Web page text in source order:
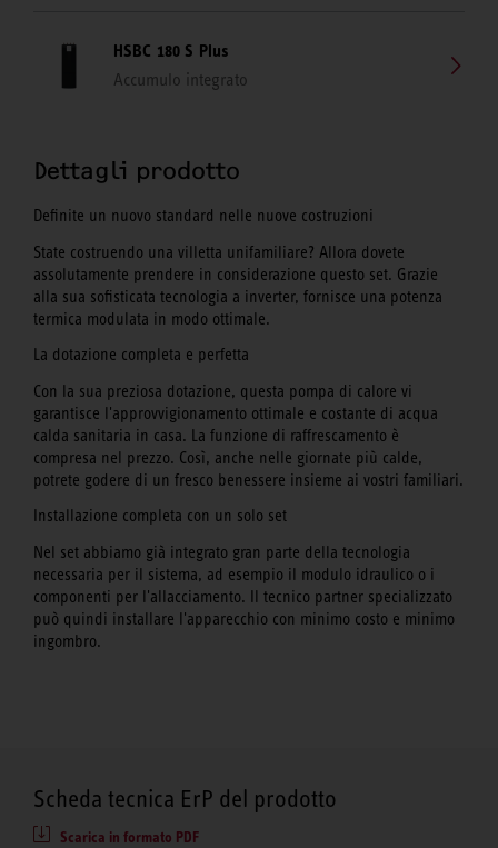
HSBC 180 S Plus
Accumulo integrato
Dettagli prodotto
Definite un nuovo standard nelle nuove costruzioni
State costruendo una villetta unifamiliare? Allora dovete
assolutamente prendere in considerazione questo set. Grazie
alla sua sofisticata tecnologia a inverter, fornisce una potenza
termica modulata in modo ottimale.
La dotazione completa e perfetta
Con la sua preziosa dotazione, questa pompa di calore vi
garantisce l'approvvigionamento ottimale e costante di acqua
calda sanitaria in casa. La funzione di raffrescamento è
compresa nel prezzo. Così, anche nelle giornate più calde,
potrete godere di un fresco benessere insieme ai vostri familiari.
Installazione completa con un solo set
Nel set abbiamo già integrato gran parte della tecnologia
necessaria per il sistema, ad esempio il modulo idraulico o i
componenti per l'allacciamento. Il tecnico partner specializzato
può quindi installare l'apparecchio con minimo costo e minimo
ingombro.
Scheda tecnica ErP del prodotto
Scarica in formato PDF